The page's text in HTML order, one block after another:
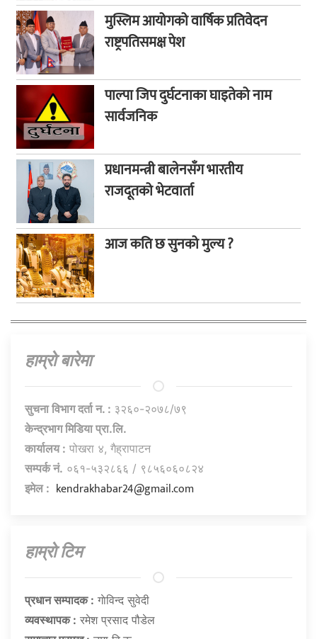
मुस्लिम आयोगको वार्षिक प्रतिवेदन
राष्ट्रपतिसमक्ष पेश
पाल्पा जिप दुर्घटनाका घाइतेको नाम
सार्वजनिक
प्रधानमन्त्री बालेनसँग भारतीय
राजदूतको भेटवार्ता
आज कति छ सुनको मुल्य ?
हाम्राे बारेमा
सुचना विभाग दर्ता न. : ३२६०-२०७८/७९
केन्द्रभाग मिडिया प्रा.लि.
कार्यालय : पोखरा ४, गैह्रापाटन
सम्पर्क नं. ०६१-५३२८६६ / ९८५६०६०८२४
इमेल : kendrakhabar24@gmail.com
हाम्राे टिम
प्रधान सम्पादक : गाेविन्द सुवेदी
व्यवस्थापक : रमेश प्रसाद पौडेल